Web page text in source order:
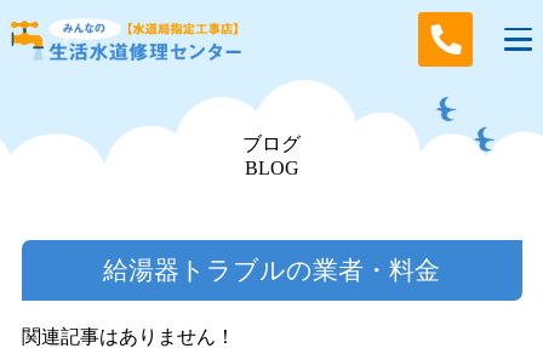
ブログ
BLOG
給湯器トラブルの業者・料金
関連記事はありません！